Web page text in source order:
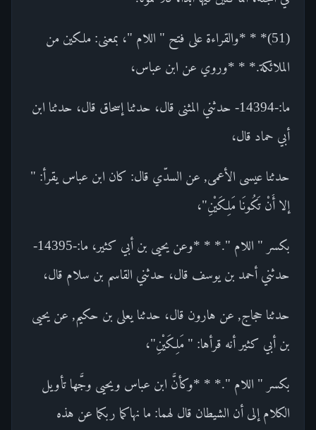
(51)* * *والقراءة على فتح " اللام "، بمعنى: ملكين من
الملائكة.* * *وروي عن ابن عباس،
ما:-14394- حدثني المثنى قال، حدثنا إسحاق قال، حدثنا ابن
أبي حماد قال،
حدثنا عيسى الأعمى, عن السدّي قال: كان ابن عباس يقرأ: "
إلا أَنْ تَكُونَا مَلِكَيْنِ"،
بكسر " اللام ".* * *وعن يحيى بن أبي كثير، ما:-14395-
حدثني أحمد بن يوسف قال، حدثني القاسم بن سلام قال،
حدثنا حجاج, عن هارون قال، حدثنا يعلى بن حكيم, عن يحيى
بن أبي كثير أنه قرأها: " مَلِكَيْنِ"،
بكسر " اللام ".* * *وكأنَّ ابن عباس ويحيى وجَّها تأويل
الكلام إلى أن الشيطان قال لهما: ما نهاكما ربكما عن هذه